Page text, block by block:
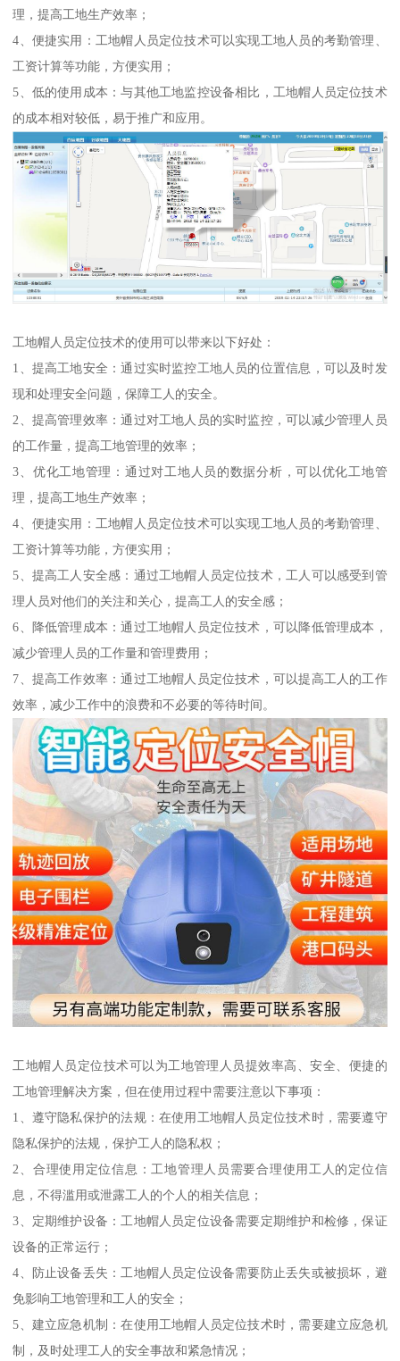
理，提高工地生产效率；
4、便捷实用：工地帽人员定位技术可以实现工地人员的考勤管理、
工资计算等功能，方便实用；
5、低的使用成本：与其他工地监控设备相比，工地帽人员定位技术
的成本相对较低，易于推广和应用。
工地帽人员定位技术的使用可以带来以下好处：
1、提高工地安全：通过实时监控工地人员的位置信息，可以及时发
现和处理安全问题，保障工人的安全。
2、提高管理效率：通过对工地人员的实时监控，可以减少管理人员
的工作量，提高工地管理的效率；
3、优化工地管理：通过对工地人员的数据分析，可以优化工地管
理，提高工地生产效率；
4、便捷实用：工地帽人员定位技术可以实现工地人员的考勤管理、
工资计算等功能，方便实用；
5、提高工人安全感：通过工地帽人员定位技术，工人可以感受到管
理人员对他们的关注和关心，提高工人的安全感；
6、降低管理成本：通过工地帽人员定位技术，可以降低管理成本，
减少管理人员的工作量和管理费用；
7、提高工作效率：通过工地帽人员定位技术，可以提高工人的工作
效率，减少工作中的浪费和不必要的等待时间。
工地帽人员定位技术可以为工地管理人员提效率高、安全、便捷的
工地管理解决方案，但在使用过程中需要注意以下事项：
1、遵守隐私保护的法规：在使用工地帽人员定位技术时，需要遵守
隐私保护的法规，保护工人的隐私权；
2、合理使用定位信息：工地管理人员需要合理使用工人的定位信
息，不得滥用或泄露工人的个人的相关信息；
3、定期维护设备：工地帽人员定位设备需要定期维护和检修，保证
设备的正常运行；
4、防止设备丢失：工地帽人员定位设备需要防止丢失或被损坏，避
免影响工地管理和工人的安全；
5、建立应急机制：在使用工地帽人员定位技术时，需要建立应急机
制，及时处理工人的安全事故和紧急情况；